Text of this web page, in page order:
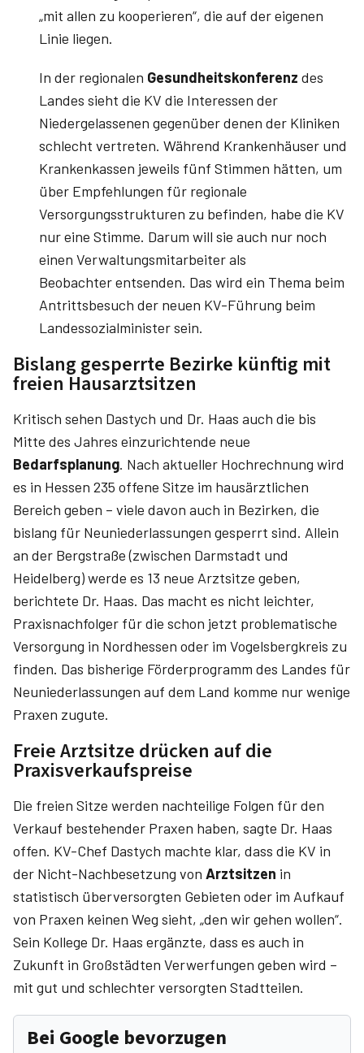
„mit allen zu kooperieren“, die auf der eigenen
Linie liegen.
In der regionalen Gesundheitskonferenz des
Landes sieht die KV die Interessen der
Niedergelassenen gegenüber denen der Kliniken
schlecht vertreten. Während Krankenhäuser und
Krankenkassen jeweils fünf Stimmen hätten, um
über Empfehlungen für regionale
Versorgungsstrukturen zu befinden, habe die KV
nur eine Stimme. Darum will sie auch nur noch
einen Verwaltungsmitarbeiter als
Beobachterentsenden. Das wird ein Thema beim
Antrittsbesuch der neuen KV-Führung beim
Landessozialminister sein.
Bislang gesperrte Bezirke künftig mit
freien Hausarztsitzen
Kritisch sehen Dastych und Dr. Haas auch die bis
Mitte des Jahres einzurichtende neue
Bedarfsplanung. Nach aktueller Hochrechnung wird
es in Hessen 235 offene Sitze im hausärztlichen
Bereich geben – viele davon auch in Bezirken, die
bislang für Neuniederlassungen gesperrt sind. Allein
an der Bergstraße (zwischen Darmstadt und
Heidelberg) werde es 13 neue Arztsitze geben,
berichtete Dr. Haas. Das macht es nicht leichter,
Praxisnachfolger für die schon jetzt problematische
Versorgung in Nordhessen oder im Vogelsbergkreis zu
finden. Das bisherige Förderprogramm des Landes für
Neuniederlassungen auf dem Land komme nur wenige
Praxen zugute.
Freie Arztsitze drücken auf die
Praxisverkaufspreise
Die freien Sitze werden nachteilige Folgen für den
Verkauf bestehender Praxen haben, sagte Dr. Haas
offen. KV-Chef Dastych machte klar, dass die KV in
der Nicht-Nachbesetzung von Arztsitzen in
statistisch überversorgten Gebieten oder im Aufkauf
von Praxen keinen Weg sieht, „den wir gehen wollen“.
Sein Kollege Dr. Haas ergänzte, dass es auch in
Zukunft in Großstädten Verwerfungen geben wird –
mit gut und schlechter versorgten Stadtteilen.
Bei Google bevorzugen